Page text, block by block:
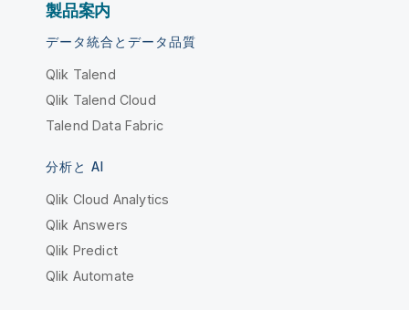
製品案内
データ統合とデータ品質
Qlik Talend
Qlik Talend Cloud
Talend Data Fabric
分析と AI
Qlik Cloud Analytics
Qlik Answers
Qlik Predict
Qlik Automate